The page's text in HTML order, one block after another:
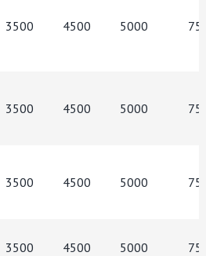
3500 4500 5000
3500 4500 5000
3500 4500 5000
3500 4500 5000